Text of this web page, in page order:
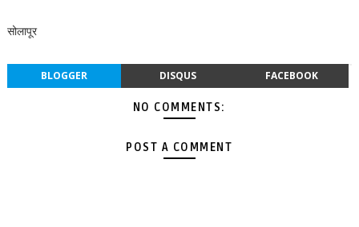
सोलापूर
BLOGGER DISQUS FACEBOOK
NO COMMENTS:
POST A COMMENT